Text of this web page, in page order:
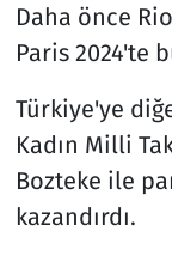
Daha önce
Paris 2024'te
Türkiye'ye
Kadın Milli
Bozteke ile
kazandırdı.